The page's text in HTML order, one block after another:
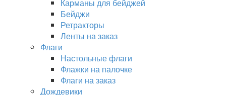
Карманы для бейджей
Бейджи
Ретракторы
Ленты на заказ
Флаги
Настольные флаги
Флажки на палочке
Флаги на заказ
Дождевики